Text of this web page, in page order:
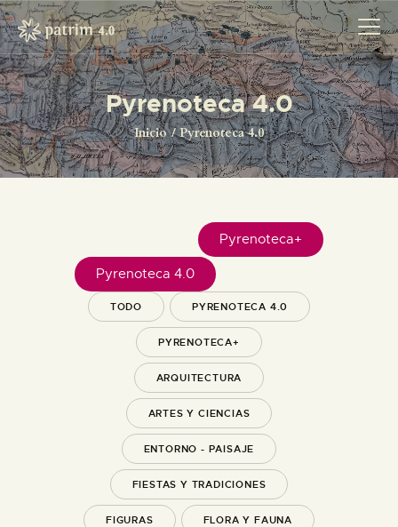
Pyrenoteca 4.0
Inicio Pyrenoteca 4.0
INICIO
PYRENOTECA 4.0
PROYECTOS
Pyrenoteca+
Pyrenoteca 4.0
TODO PYRENOTECA 4.0
PYRENOTECA+
ARQUITECTURA
ARTES Y CIENCIAS
ENTORNO - PAISAJE
FIESTAS Y TRADICIONES
FIGURAS FLORA Y FAUNA